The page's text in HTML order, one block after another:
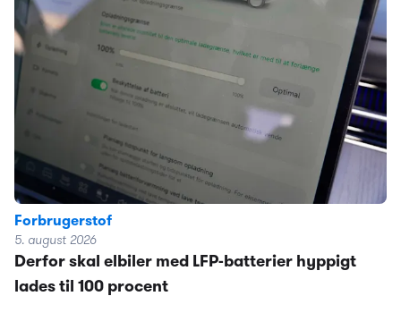
Forbrugerstof
5. august 2026
Derfor skal elbiler med LFP-batterier hyppigt
lades til 100 procent